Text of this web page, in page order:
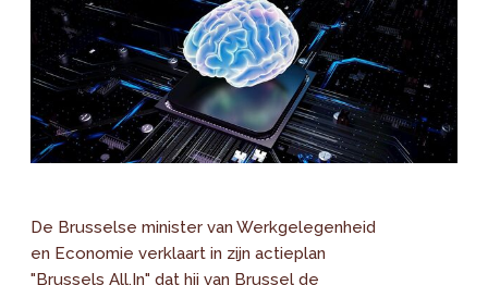
De Brusselse minister van Werkgelegenheid
en Economie verklaart in zijn actieplan
"Brussels All.In" dat hij van Brussel de